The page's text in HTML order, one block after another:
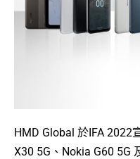
HMD Global 於IFA 2022
X30 5G、Nokia G60 5G